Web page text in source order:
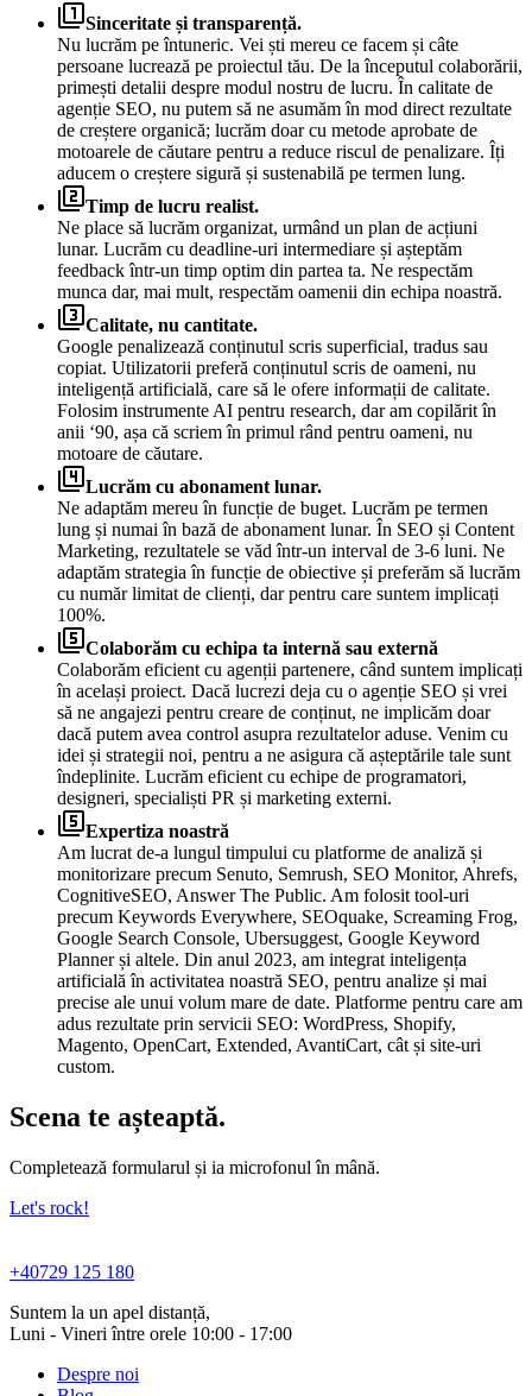
filter_1Sinceritate și transparență.
Nu lucrăm pe întuneric. Vei ști mereu ce facem și câte
persoane lucrează pe proiectul tău. De la începutul colaborării,
primești detalii despre modul nostru de lucru. În calitate de
agenție SEO, nu putem să ne asumăm în mod direct rezultate
de creștere organică; lucrăm doar cu metode aprobate de
motoarele de căutare pentru a reduce riscul de penalizare. Îți
aducem o creștere sigură și sustenabilă pe termen lung.
filter_2Timp de lucru realist.
Ne place să lucrăm organizat, urmând un plan de acțiuni
lunar. Lucrăm cu deadline-uri intermediare și așteptăm
feedback într-un timp optim din partea ta. Ne respectăm
munca dar, mai mult, respectăm oamenii din echipa noastră.
filter_3Calitate, nu cantitate.
Google penalizează conținutul scris superficial, tradus sau
copiat. Utilizatorii preferă conținutul scris de oameni, nu
inteligență artificială, care să le ofere informații de calitate.
Folosim instrumente AI pentru research, dar am copilărit în
anii ‘90, așa că scriem în primul rând pentru oameni, nu
motoare de căutare.
filter_4Lucrăm cu abonament lunar.
Ne adaptăm mereu în funcție de buget. Lucrăm pe termen
lung și numai în bază de abonament lunar. În SEO și Content
Marketing, rezultatele se văd într-un interval de 3-6 luni. Ne
adaptăm strategia în funcție de obiective și preferăm să lucrăm
cu număr limitat de clienți, dar pentru care suntem implicați
100%.
filter_5Colaborăm cu echipa ta internă sau externă
Colaborăm eficient cu agenții partenere, când suntem implicați
în același proiect. Dacă lucrezi deja cu o agenție SEO și vrei
să ne angajezi pentru creare de conținut, ne implicăm doar
dacă putem avea control asupra rezultatelor aduse. Venim cu
idei și strategii noi, pentru a ne asigura că așteptările tale sunt
îndeplinite. Lucrăm eficient cu echipe de programatori,
designeri, specialiști PR și marketing externi.
filter_5Expertiza noastră
Am lucrat de-a lungul timpului cu platforme de analiză și
monitorizare precum Senuto, Semrush, SEO Monitor, Ahrefs,
CognitiveSEO, Answer The Public. Am folosit tool-uri
precum Keywords Everywhere, SEOquake, Screaming Frog,
Google Search Console, Ubersuggest, Google Keyword
Planner și altele. Din anul 2023, am integrat inteligența
artificială în activitatea noastră SEO, pentru analize și mai
precise ale unui volum mare de date. Platforme pentru care am
adus rezultate prin servicii SEO: WordPress, Shopify,
Magento, OpenCart, Extended, AvantiCart, cât și site-uri
custom.
Scena te așteaptă.
Completează formularul și ia microfonul în mână.
Let's rock!
+40729 125 180
Suntem la un apel distanță,
Luni - Vineri între orele 10:00 - 17:00
Despre noi